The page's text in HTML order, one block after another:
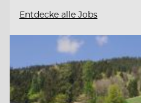
Entdecke alle Jobs